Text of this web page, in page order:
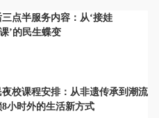
点半服务内容：从‘接娃
’的民生蝶变
校课程安排：从非遗传承到潮流
小时外的生活新方式